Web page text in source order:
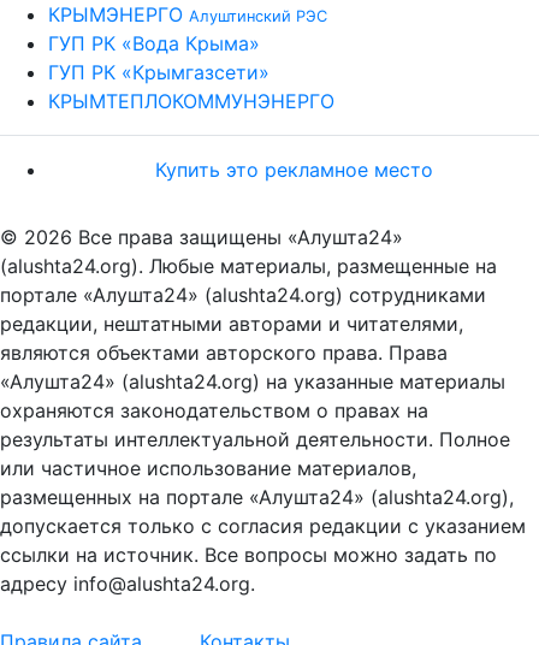
КРЫМЭНЕРГО Алуштинский РЭС
ГУП РК «Вода Крыма»
ГУП РК «Крымгазсети»
КРЫМТЕПЛОКОММУНЭНЕРГО
Купить это рекламное место
© 2026 Все права защищены «Алушта24»
(alushta24.org). Любые материалы, размещенные на
портале «Алушта24» (alushta24.org) сотрудниками
редакции, нештатными авторами и читателями,
являются объектами авторского права. Права
«Алушта24» (alushta24.org) на указанные материалы
охраняются законодательством о правах на
результаты интеллектуальной деятельности. Полное
или частичное использование материалов,
размещенных на портале «Алушта24» (alushta24.org),
допускается только с согласия редакции с указанием
ссылки на источник. Все вопросы можно задать по
адресу info@alushta24.org.